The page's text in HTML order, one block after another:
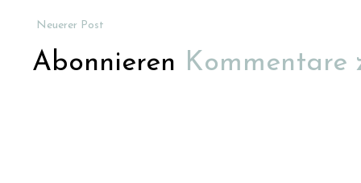
Neuerer Post
Abonnieren Kommentare